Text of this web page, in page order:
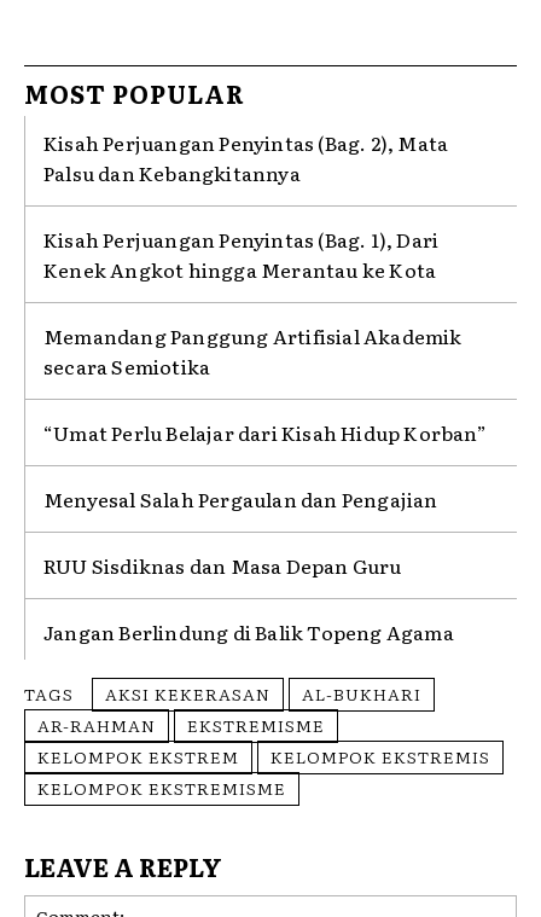
MOST POPULAR
Kisah Perjuangan Penyintas (Bag. 2), Mata
Palsu dan Kebangkitannya
Kisah Perjuangan Penyintas (Bag. 1), Dari
Kenek Angkot hingga Merantau ke Kota
Memandang Panggung Artifisial Akademik
secara Semiotika
“Umat Perlu Belajar dari Kisah Hidup Korban”
Menyesal Salah Pergaulan dan Pengajian
RUU Sisdiknas dan Masa Depan Guru
Jangan Berlindung di Balik Topeng Agama
TAGS AKSI KEKERASAN
AL-BUKHARI
AR-RAHMAN
EKSTREMISME
KELOMPOK EKSTREM
KELOMPOK EKSTREMIS
KELOMPOK EKSTREMISME
LEAVE A REPLY